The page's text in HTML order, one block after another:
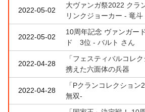
2022-05-02
大ヴァンガ祭2022 クラ
リンクジョーカー - 竜斗
2022-05-02
10周年記念 ヴァンガー
ド 3位 - バルト さん
2022-04-28
「フェスティバルコレ
携えた六面体の兵器
2022-04-28
「Pクランコレクショ
無双-